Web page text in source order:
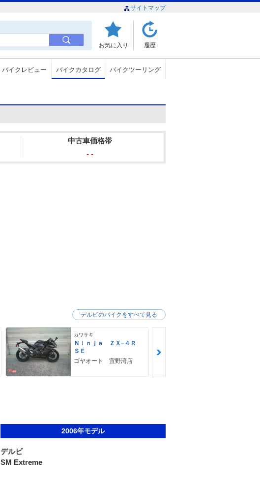
サイトマップ
お気に入り 履歴
バイクレビュー バイクカタログ バイクツーリング
中古車価格帯
- -
カワサキ
Ｎｉｎｊａ ＺＸ−４Ｒ
ＳＥ
ゴヤオート 宜野湾店
デルビのバイクをすべて見る
2006年モデル
デルビ
SM Extreme